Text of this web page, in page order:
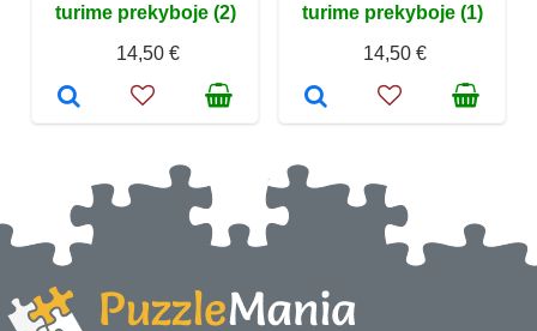
turime prekyboje (2)
14,50 €
turime prekyboje (1)
14,50 €